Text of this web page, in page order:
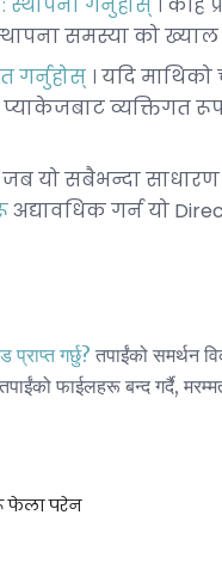
समस्या को
गर्नुहोस् । यदि
व्यक्तिगत
जब यो सबैभन्दा
अद्यावधिक गर्न यो
गर्छु? तपाईंको समर्थन
फाईलहरू बन्द गर्दै,
फेला परेन